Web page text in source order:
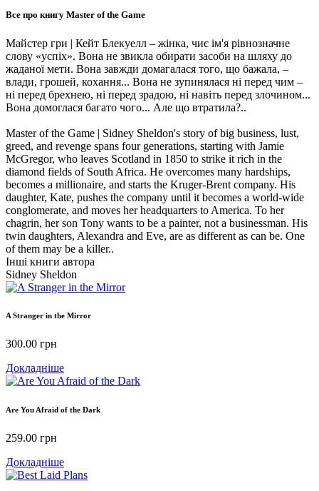
Все про книгу Master of the Game
Майстер гри | Кейт Блекуелл – жінка, чиє ім'я рівнозначне
слову «успіх». Вона не звикла обирати засоби на шляху до
жаданої мети. Вона завжди домагалася того, що бажала, –
влади, грошей, кохання... Вона не зупинялася ні перед чим –
ні перед брехнею, ні перед зрадою, ні навіть перед злочином...
Вона домоглася багато чого... Але що втратила?..
Master of the Game | Sidney Sheldon's story of big business, lust,
greed, and revenge spans four generations, starting with Jamie
McGregor, who leaves Scotland in 1850 to strike it rich in the
diamond fields of South Africa. He overcomes many hardships,
becomes a millionaire, and starts the Kruger-Brent company. His
daughter, Kate, pushes the company until it becomes a world-wide
conglomerate, and moves her headquarters to America. To her
chagrin, her son Tony wants to be a painter, not a businessman. His
twin daughters, Alexandra and Eve, are as different as can be. One
of them may be a killer..
Інші книги автора
Sidney Sheldon
A Stranger in the Mirror
300.00 грн
Докладніше
Are You Afraid of the Dark
259.00 грн
Докладніше